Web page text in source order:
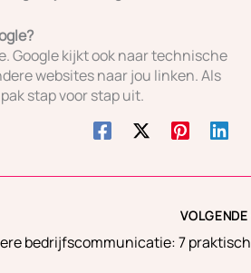
Google kijkt ook naar technische
websites naar jou linken. Als
stap voor stap uit.
VOLGENDE